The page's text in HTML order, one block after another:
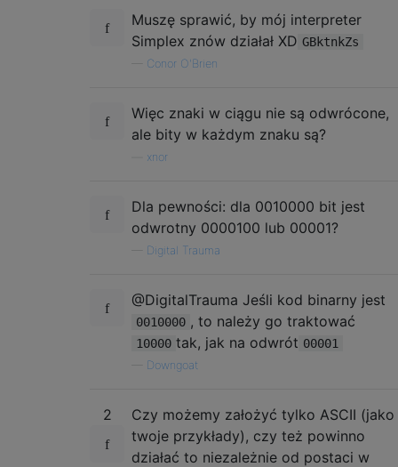
Muszę sprawić, by mój interpreter
Simplex znów działał XD GBktnkZs
Conor O'Brien
Więc znaki w ciągu nie są odwrócone,
ale bity w każdym znaku są?
xnor
Dla pewności: dla 0010000 bit jest
odwrotny 0000100 lub 00001?
Digital Trauma
@DigitalTrauma Jeśli kod binarny jest
0010000 , to należy go traktować
10000 tak, jak na odwrót 00001
Downgoat
2
Czy możemy założyć tylko ASCII (jako
twoje przykłady), czy też powinno
działać to niezależnie od postaci w